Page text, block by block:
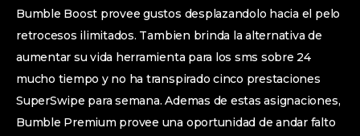
Bumble Boost provee gustos desplazandolo hacia el pelo
retrocesos ilimitados. Tambien brinda la alternativa de
aumentar su vida herramienta para los sms sobre 24
mucho tiempo y no ha transpirado cinco prestaciones
SuperSwipe para semana. Ademas de estas asignaciones,
Bumble Premium provee una oportunidad de andar falto